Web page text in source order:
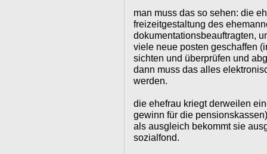
man muss das so sehen: die
freizeitgestaltung des
dokumentationsbeauftragten,
viele neue posten geschaffen
sichten und überprüfen und
dann muss das alles
werden.
die ehefrau kriegt derweilen
gewinn für die
als ausgleich bekommt sie
sozialfond.